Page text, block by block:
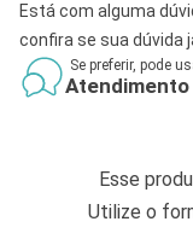
Está com alguma
confira se sua dúvida
Se preferir, pode
Atendimento
Esse
Utilize o